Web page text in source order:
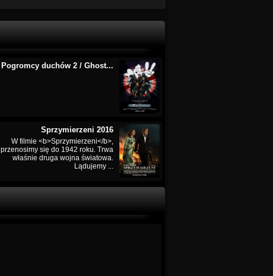
Pogromcy duchów 2 / Ghost...
Sprzymierzeni 2016
W filmie <b>Sprzymierzeni</b>,
przenosimy się do 1942 roku. Trwa
właśnie druga wojna światowa.
Lądujemy ...